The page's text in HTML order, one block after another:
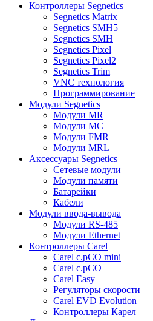
Контроллеры Segnetics
Segnetics Matrix
Segnetics SMH5
Segnetics SMH
Segnetics Pixel
Segnetics Pixel2
Segnetics Trim
VNC технология
Программирование
Модули Segnetics
Модули MR
Модули MC
Модули FMR
Модули MRL
Аксессуары Segnetics
Сетевые модули
Модули памяти
Батарейки
Кабели
Модули ввода-вывода
Модули RS-485
Модули Ethernet
Контроллеры Carel
Carel c.pCO mini
Carel c.pCO
Carel Easy
Регуляторы скорости
Carel EVD Evolution
Контроллеры Карел